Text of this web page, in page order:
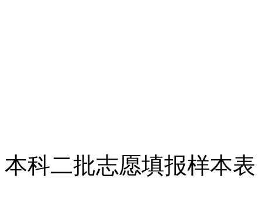
本科二批志愿填报样本表